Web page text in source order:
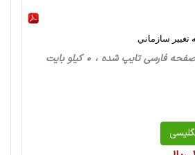
تغيير سازماني
، مدیریت دولتی، 25 صفحه فارسی تایپ شده ، 0 کیلو بایت